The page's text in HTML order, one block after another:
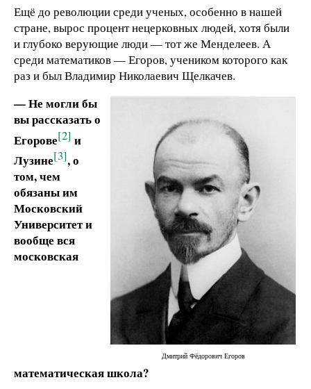
Ещё до революции среди ученых, особенно в нашей
стране, вырос процент нецерковных людей, хотя были
и глубоко верующие люди — тот же Менделеев. А
среди математиков — Егоров, учеником которого как
раз и был Владимир Николаевич Щелкачев.
Дмитрий Фёдорович Егоров
— Не могли бы
вы рассказать о
Егорове[2] и
Лузине[3], о
том, чем
обязаны им
Московский
Университет и
вообще вся
московская
математическая школа?